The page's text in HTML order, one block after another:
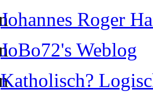
Johannes Roger
JoBo72's Weblog
Katholisch?